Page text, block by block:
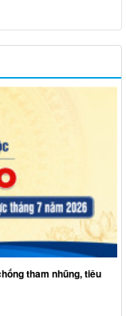
tham nhũng, tiêu